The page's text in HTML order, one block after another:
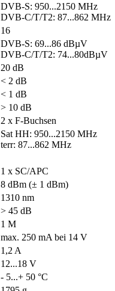
DVB-S: 950...2150 MHz
DVB-C/T/T2: 87...862 MHz
16
DVB-S: 69...86 dBµV
DVB-C/T/T2: 74...80dBµV
20 dB
< 2 dB
< 1 dB
> 10 dB
2 x F-Buchsen
Sat HH: 950...2150 MHz
terr: 87...862 MHz
1 x SC/APC
8 dBm (± 1 dBm)
1310 nm
> 45 dB
1 M
max. 250 mA bei 14 V
1,2 A
12...18 V
- 5...+ 50 °C